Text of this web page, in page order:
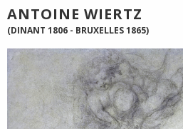
ANTOINE WIERTZ
(DINANT 1806 - BRUXELLES 1865)